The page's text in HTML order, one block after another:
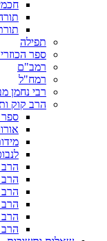
תפילה
ספר
רמב"ם
רמח"ל
רבי נחמן
הרב קוק
ספר
הרב
הרב
הרב
הרב